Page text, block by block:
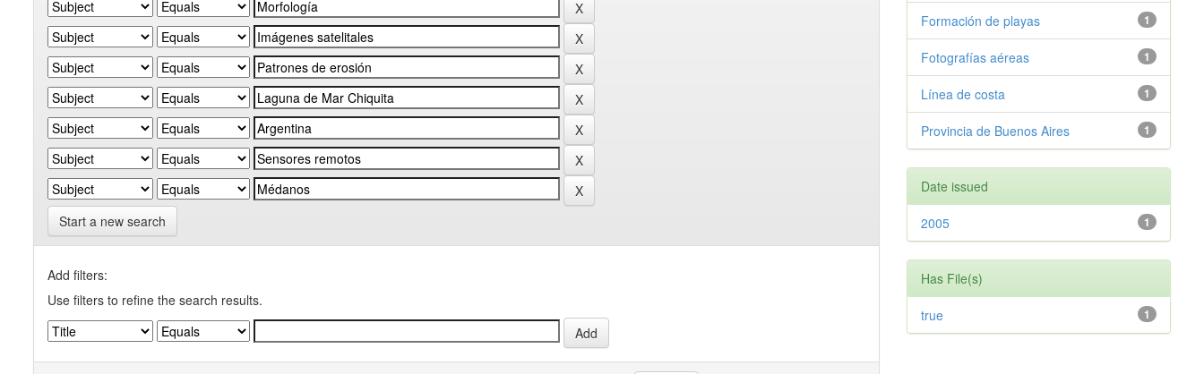
Start a new search
Add filters:
Use filters to refine the search results.
1
Formación de playas
1
Fotografías aéreas
1
Línea de costa
1
Provincia de Buenos Aires
Date issued
1
2005
Has File(s)
1
true